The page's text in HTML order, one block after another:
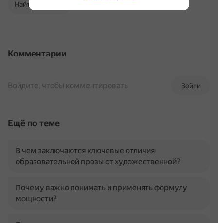
Найти в Поиске
Комментарии
Войти
Войдите, чтобы комментировать
Ещё по теме
В чем заключаются ключевые отличия
образовательной прозы от художественной?
Почему важно понимать и применять формулу
мощности?